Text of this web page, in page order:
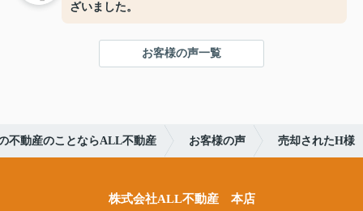
ざいました。
お客様の声一覧
不動産のことならALL不動産 お客様の声 売却されたH様
株式会社ALL不動産 本店